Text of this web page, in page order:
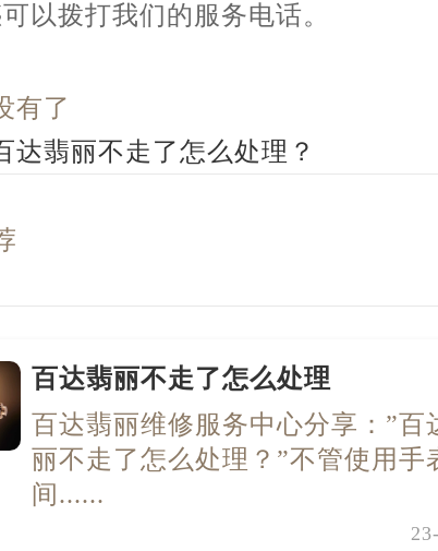
以拨打我们的服务电话。
有了
达翡丽不走了怎么处理？
百达翡丽不走了怎么处理
百达翡丽维修服务中心分享：”百
丽不走了怎么处理？”不管使用手
间......